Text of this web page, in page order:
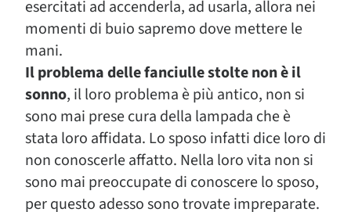
esercitati ad accenderla, ad usarla, allora nei
momenti di buio sapremo dove mettere le
mani.
Il problema delle fanciulle stolte non è il
sonno, il loro problema è più antico, non si
sono mai prese cura della lampada che è
stata loro affidata. Lo sposo infatti dice loro di
non conoscerle affatto. Nella loro vita non si
sono mai preoccupate di conoscere lo sposo,
per questo adesso sono trovate impreparate.